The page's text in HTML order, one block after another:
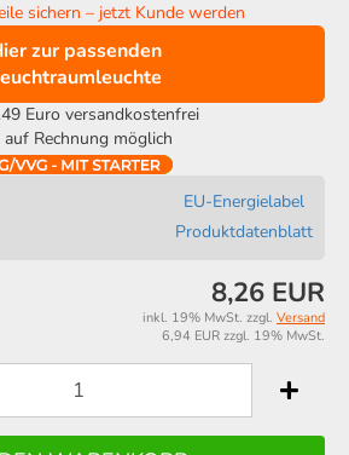
sichern – jetzt Kunde werden
zur passenden
Euro versandkostenfrei
auf Rechnung möglich
EU-Energielabel
Produktdatenblatt
8,26 EUR
inkl. 19% MwSt. zzgl. Versand
6,94 EUR zzgl. 19% MwSt.